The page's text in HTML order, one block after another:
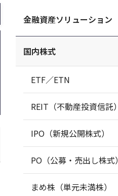
金融資産ソリューション
国内株式
ETF／ETN
REIT（不動産投資信託）
IPO（新規公開株式）
PO（公募・売出し株式）
まめ株（単元未満株）